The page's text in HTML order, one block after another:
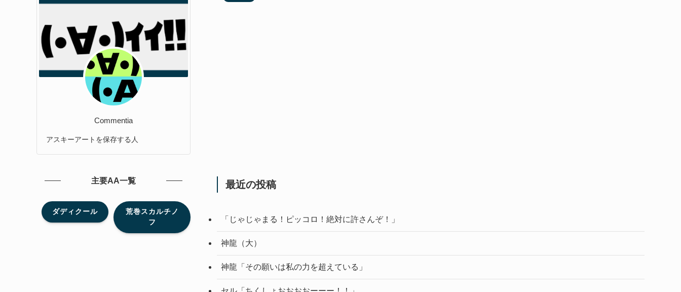
最近の投稿
「じゃじゃまる！ピッコロ！絶対に許さんぞ！」
神龍（大）
神龍「その願いは私の力を超えている」
Commentia
アスキーアートを保存する人
主要AA一覧
ダディクール
荒巻スカルチノ
フ